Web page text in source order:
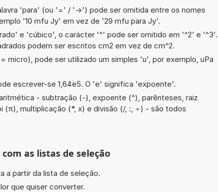
'para' (ou '=' / '->') pode ser omitida entre os nomes
'10 mfu Jy' em vez de '29 mfu para Jy'.
e 'cúbico', o carácter '^' pode ser omitido em '^2' e '^3'.
podem ser escritos cm2 em vez de cm^2.
micro), pode ser utilizado um simples 'u', por exemplo, uPa
escrever-se 1,64e5. O 'e' significa 'expoente'.
- subtração (-), expoente (^), parênteses, raiz
(π), multiplicação (*, x) e divisão (/, :, ÷) - são todos
as listas de seleção
a partir da lista de seleção.
que quiser converter.